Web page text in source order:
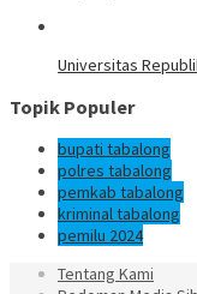
Universitas
Topik Populer
bupati tabalong
polres tabalong
pemkab tabalong
kriminal tabalong
pemilu 2024
Tentang Kami